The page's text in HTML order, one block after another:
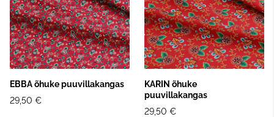
EBBA õhuke puuvillakangas
29,50 €
KARIN õhuke
puuvillakangas
29,50 €